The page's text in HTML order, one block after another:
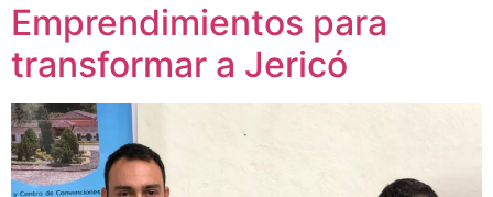
Emprendimientos para
transformar a Jericó